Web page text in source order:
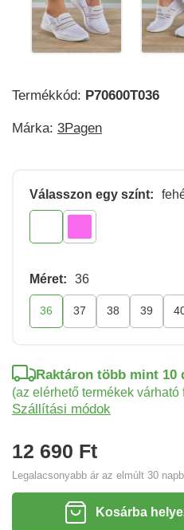
Termékkód: P70600T036
Márka: 3Pagen
Válasszon egy színt:
Méret: 36
36 37 38 39
12 690 Ft
Legalacsonyabb ár az elmúlt 30
Raktáron több mint 10
(az elérhető termékek
Szállítási módok
Kosárba